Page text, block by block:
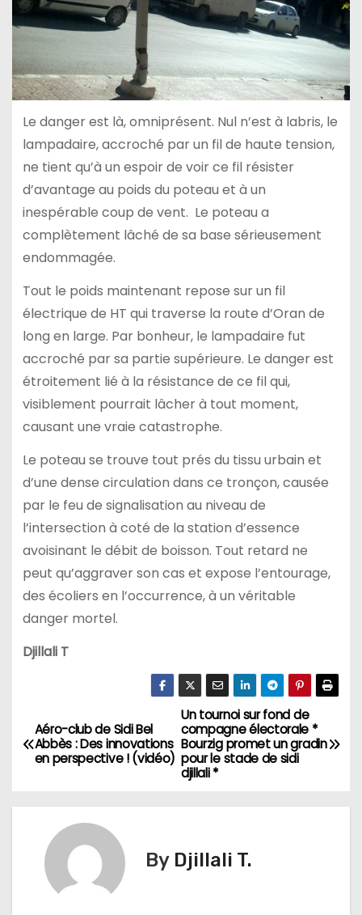
Le danger est là, omniprésent. Nul n’est à labris, le
lampadaire, accroché par un fil de haute tension,
ne tient qu’à un espoir de voir ce fil résister
d’avantage au poids du poteau et à un
inespérable coup de vent. Le poteau a
complètement lâché de sa base sérieusement
endommagée.
Tout le poids maintenant repose sur un fil
électrique de HT qui traverse la route d’Oran de
long en large. Par bonheur, le lampadaire fut
accroché par sa partie supérieure. Le danger est
étroitement lié à la résistance de ce fil qui,
visiblement pourrait lâcher à tout moment,
causant une vraie catastrophe.
Le poteau se trouve tout prés du tissu urbain et
d’une dense circulation dans ce tronçon, causée
par le feu de signalisation au niveau de
l’intersection à coté de la station d’essence
avoisinant le débit de boisson. Tout retard ne
peut qu’aggraver son cas et expose l’entourage,
des écoliers en l’occurrence, à un véritable
danger mortel.
Djillali T
N
a
Un tournoi sur fond de
compagne électorale *
Bourzig promet un gradin
pour le stade de sidi
djillali *
Aéro-club de Sidi Bel
Abbès : Des innovations
en perspective ! (vidéo)
By Djillali T.